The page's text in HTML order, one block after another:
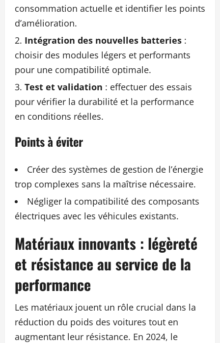
consommation actuelle et identifier les points
d’amélioration.
Intégration des nouvelles batteries :
choisir des modules légers et performants
pour une compatibilité optimale.
Test et validation : effectuer des essais
pour vérifier la durabilité et la performance
en conditions réelles.
Points à éviter
Créer des systèmes de gestion de l’énergie
trop complexes sans la maîtrise nécessaire.
Négliger la compatibilité des composants
électriques avec les véhicules existants.
Matériaux innovants : légèreté
et résistance au service de la
performance
Les matériaux jouent un rôle crucial dans la
réduction du poids des voitures tout en
augmentant leur résistance. En 2024, le